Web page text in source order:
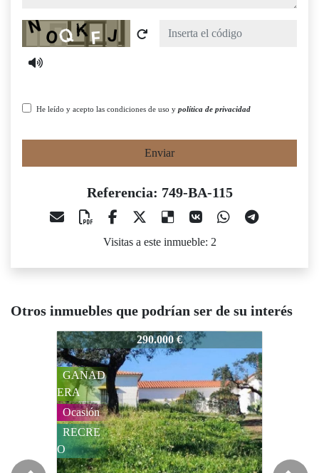
Captcha
He leído y acepto las condiciones de uso y política de privacidad
Enviar
Referencia: 749-BA-115
Visitas a este inmueble: 2
Otros inmuebles que podrían ser de su interés
749-BA-115
290.000 €
GANAD
Ocasión
RECRE
749-BA-115 320.000 €
Ocasión
CAZA
MAYOR